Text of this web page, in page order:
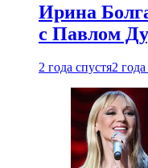
Ирина
с Павлом
2 года спустя2